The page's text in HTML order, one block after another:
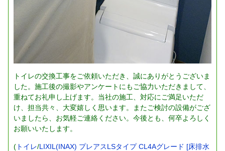
トイレの交換工事をご依頼いただき、誠にありがとうございま
した。施工後の撮影やアンケートにもご協力いただきまして、
重ねてお礼申し上げます。当社の施工、対応にご満足いただ
け、担当共々、大変嬉しく思います。またご検討の設備がござ
いましたら、お気軽ご連絡ください。今後とも、何卒よろしく
お願いいたします。
( トイレ/LIXIL(INAX) プレアスLSタイプ CL4Aグレード [床排水